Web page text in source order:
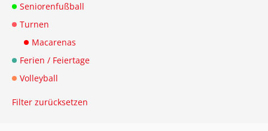
Seniorenfußball
Turnen
Macarenas
Ferien / Feiertage
Volleyball
Filter zurücksetzen